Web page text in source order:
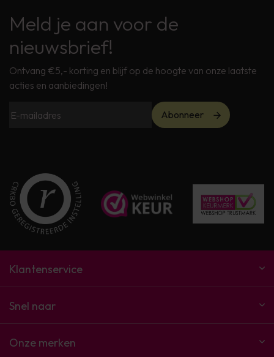
Meld je aan voor de
nieuwsbrief!
Ontvang €5,- korting en blijf op de hoogte van onze laatste
acties en aanbiedingen!
Abonneer
Klantenservice
Snel naar
Onze merken